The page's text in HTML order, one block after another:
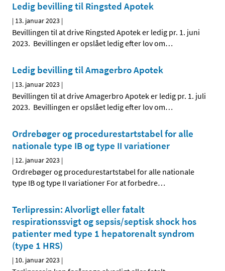
Ledig bevilling til Ringsted Apotek
| 13. januar 2023 |
Bevillingen til at drive Ringsted Apotek er ledig pr. 1. juni
2023. Bevillingen er opslået ledig efter lov om…
Ledig bevilling til Amagerbro Apotek
| 13. januar 2023 |
Bevillingen til at drive Amagerbro Apotek er ledig pr. 1. juli
2023. Bevillingen er opslået ledig efter lov om…
Ordrebøger og procedurestartstabel for alle
nationale type IB og type II variationer
| 12. januar 2023 |
Ordrebøger og procedurestartstabel for alle nationale
type IB og type II variationer For at forbedre…
Terlipressin: Alvorligt eller fatalt
respirationssvigt og sepsis/septisk shock hos
patienter med type 1 hepatorenalt syndrom
(type 1 HRS)
| 10. januar 2023 |